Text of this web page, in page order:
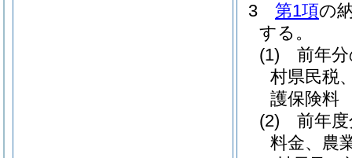
3
第1項の
する。
(1)
前年
村県民税
護保険料
(2)
前年
料金、農